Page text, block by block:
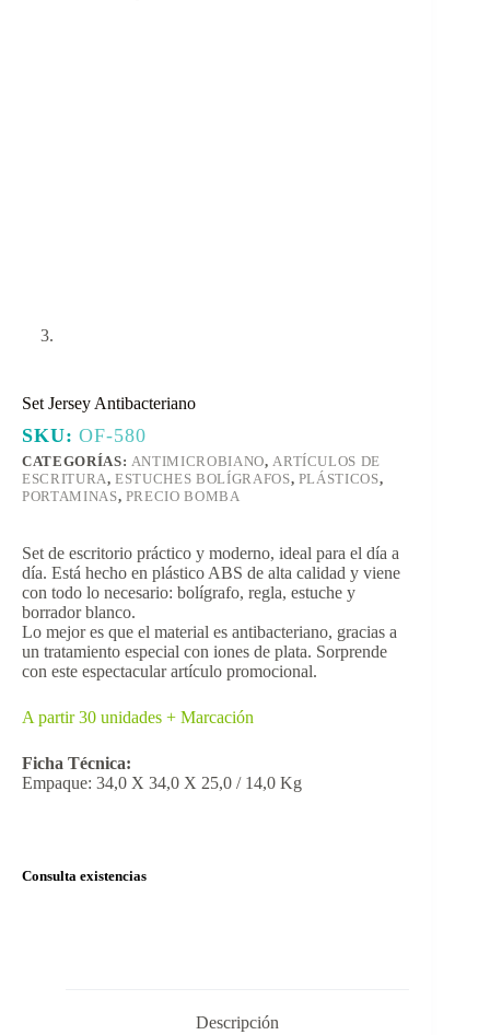
Set Jersey Antibacteriano
SKU:OF-580
CATEGORÍAS: ANTIMICROBIANO,ARTÍCULOS DE
ESCRITURA,ESTUCHES BOLÍGRAFOS, PLÁSTICOS,
PORTAMINAS, PRECIO BOMBA
Set de escritorio práctico y moderno, ideal para el día a
día. Está hecho en plástico ABS de alta calidad y viene
con todo lo necesario: bolígrafo, regla, estuche y
borrador blanco.
Lo mejor es que el material es antibacteriano, gracias a
un tratamiento especial con iones de plata. Sorprende
con este espectacular artículo promocional.
A partir 30 unidades + Marcación
Ficha Técnica:
Empaque: 34,0 X 34,0 X 25,0 / 14,0 Kg
Consulta existencias
Descripción